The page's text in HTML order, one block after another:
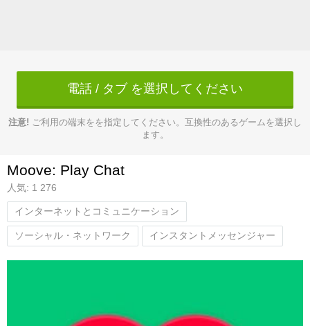
電話 / タブ を選択してください
注意! ご利用の端末をを指定してください。互換性のあるゲームを選択し
ます。
Moove: Play Chat
人気: 1 276
インターネットとコミュニケーション
ソーシャル・ネットワーク インスタントメッセンジャー